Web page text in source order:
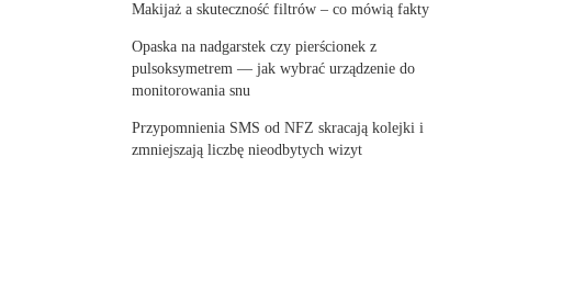
Makijaż a skuteczność filtrów – co mówią fakty
Opaska na nadgarstek czy pierścionek z
pulsoksymetrem — jak wybrać urządzenie do
monitorowania snu
Przypomnienia SMS od NFZ skracają kolejki i
zmniejszają liczbę nieodbytych wizyt